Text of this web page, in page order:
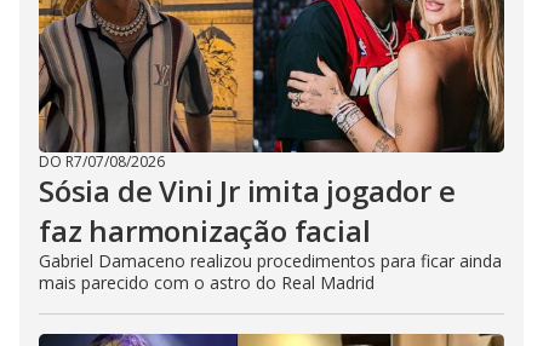
DO R7/07/08/2026
Sósia de Vini Jr imita jogador e
faz harmonização facial
Gabriel Damaceno realizou procedimentos para ficar ainda
mais parecido com o astro do Real Madrid